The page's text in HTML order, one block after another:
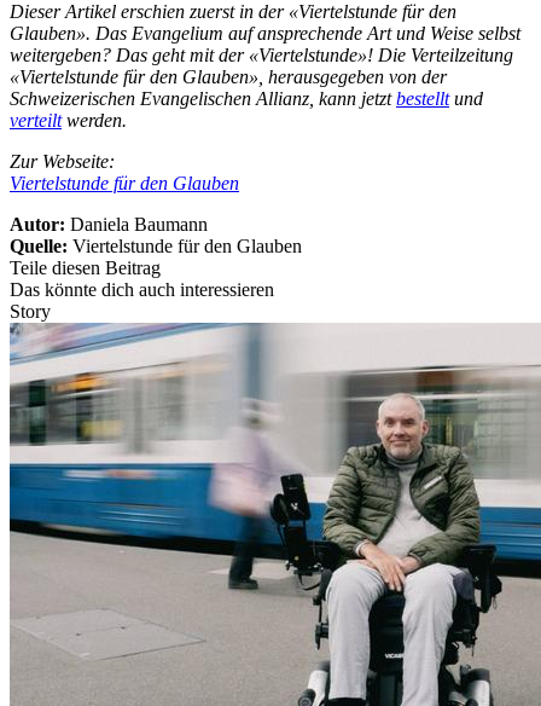
Dieser Artikel erschien zuerst in der «Viertelstunde für den
Glauben». Das Evangelium auf ansprechende Art und Weise selbst
weitergeben? Das geht mit der «Viertelstunde»! Die Verteilzeitung
«Viertelstunde für den Glauben», herausgegeben von der
Schweizerischen Evangelischen Allianz, kann jetztbestelltund
verteiltwerden.
Zur Webseite:
Viertelstunde für den Glauben
Autor: Daniela Baumann
Quelle: Viertelstunde für den Glauben
Teile diesen Beitrag
Das könnte dich auch interessieren
Story